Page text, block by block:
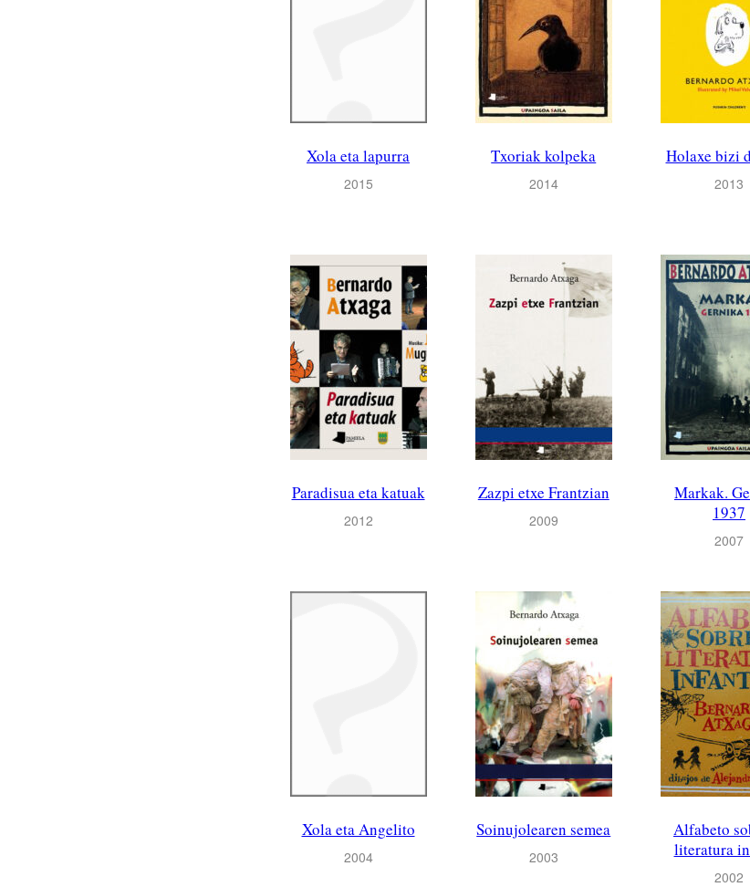
Xola eta lapurra
2015
Txoriak kolpeka
2014
Holaxe bizi
2013
Paradisua eta katuak
2012
Zazpi etxe Frantzian
2009
Markak.
1937
2007
Xola eta Angelito
2004
Soinujolearen semea
2003
Alfabeto
literatura
2002